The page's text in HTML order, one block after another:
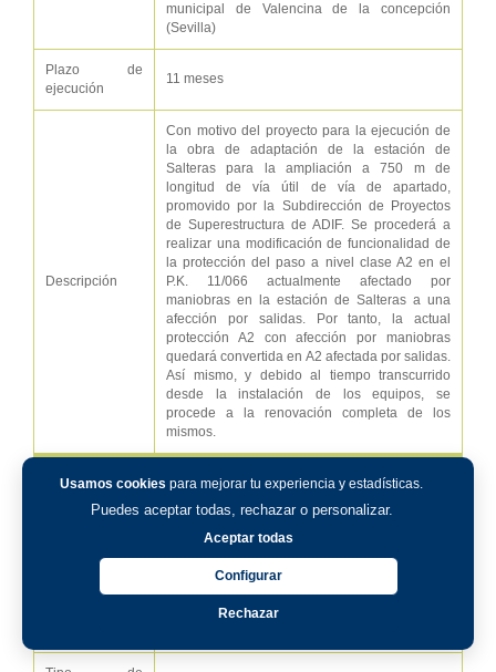
Usamos cookies para mejorar tu experiencia y estadísticas.
Puedes aceptar todas, rechazar o personalizar.
Aceptar todas
Configurar
Rechazar
municipal de Valencina de la concepción
(Sevilla)
Plazo de
ejecución
11 meses
Descripción
Con motivo del proyecto para la ejecución de
la obra de adaptación de la estación de
Salteras para la ampliación a 750 m de
longitud de vía útil de vía de apartado,
promovido por la Subdirección de Proyectos
de Superestructura de ADIF. Se procederá a
realizar una modificación de funcionalidad de
la protección del paso a nivel clase A2 en el
P.K. 11/066 actualmente afectado por
maniobras en la estación de Salteras a una
afección por salidas. Por tanto, la actual
protección A2 con afección por maniobras
quedará convertida en A2 afectada por salidas.
Así mismo, y debido al tiempo transcurrido
desde la instalación de los equipos, se
procede a la renovación completa de los
mismos.
↑ Ver mapa
Organismo